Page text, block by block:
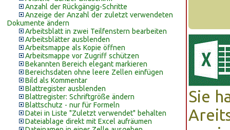
Anzahl der Rückgängig-Schritte
Anzeige der Anzahl der zuletzt verwendeten
Dokumente ändern
Arbeitsblatt in zwei Teilfenstern bearbeiten
Arbeitsblätter ausblenden
Arbeitsmappe als Kopie öffnen
Arbeitsmappe vor Zugriff schützen
Bekannten Bereich elegant markieren
Bereichsdaten ohne leere Zellen einfügen
Bild als Kommentar
Blattregister ausblenden
Blattregister: Schriftgröße ändern
Blattschutz - nur für Formeln
Datei in Liste "Zuletzt verwendet" behalten
Dateiablage direkt mit Excel aufräumen
Sie